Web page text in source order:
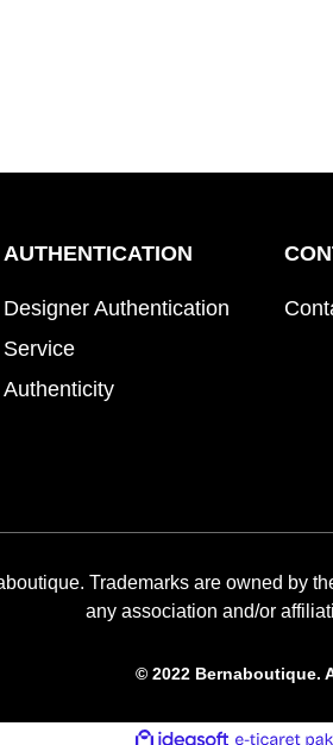
AUTHENTICATION
Designer Authentication
Service
Authenticity
Trademarks are owned by
any association and/or
© 2022 Bernaboutique.
ideasoft